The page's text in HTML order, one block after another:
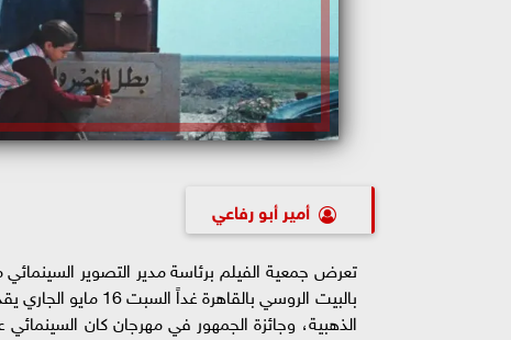
أمير أبو رفاعي
تعرض جمعية الفيلم برئاسة مدير التصوير
بالبيت الروسي